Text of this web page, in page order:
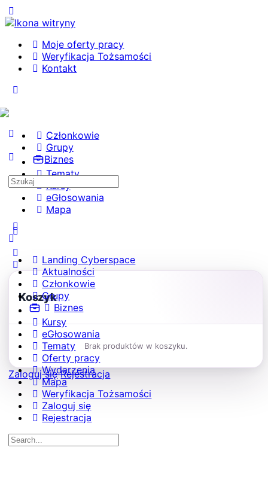
Side
Moje oferty pracy
Weryfikacja Tożsamości
Kontakt
Członkowie
Grupy
Biznes
Tematy
Kursy
eGłosowania
Mapa
Koszyk
Brak produktów w koszyku.
Zaloguj się Rejestracja
Search
Landing Cyberspace
Aktualności
Członkowie
Grupy
Biznes
Kursy
eGłosowania
Tematy
Oferty pracy
Wydarzenia
Mapa
Weryfikacja Tożsamości
Zaloguj się
Rejestracja
Search